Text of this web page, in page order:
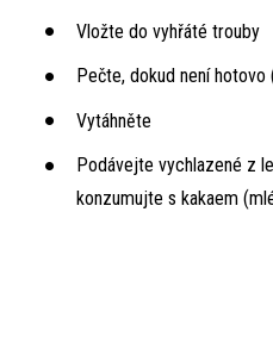
Vložte do vyhřáté trouby
Pečte, dokud není
Vytáhněte
Podávejte vychlazené z
konzumujte s kakaem